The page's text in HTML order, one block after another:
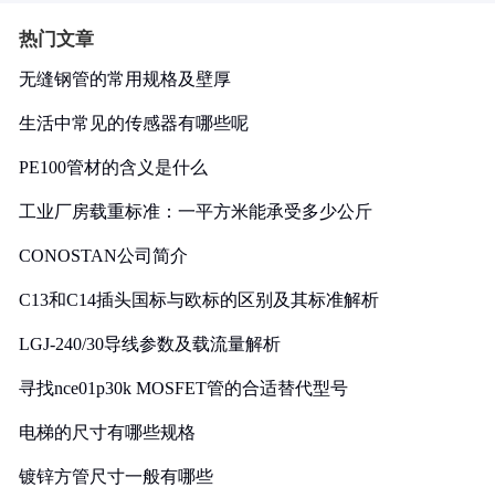
热门文章
无缝钢管的常用规格及壁厚
生活中常见的传感器有哪些呢
PE100管材的含义是什么
工业厂房载重标准：一平方米能承受多少公斤
CONOSTAN公司简介
C13和C14插头国标与欧标的区别及其标准解析
LGJ-240/30导线参数及载流量解析
寻找nce01p30k MOSFET管的合适替代型号
电梯的尺寸有哪些规格
镀锌方管尺寸一般有哪些